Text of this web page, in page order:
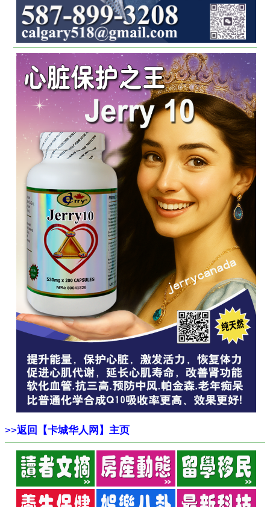
>>返回【卡城华人网】主页